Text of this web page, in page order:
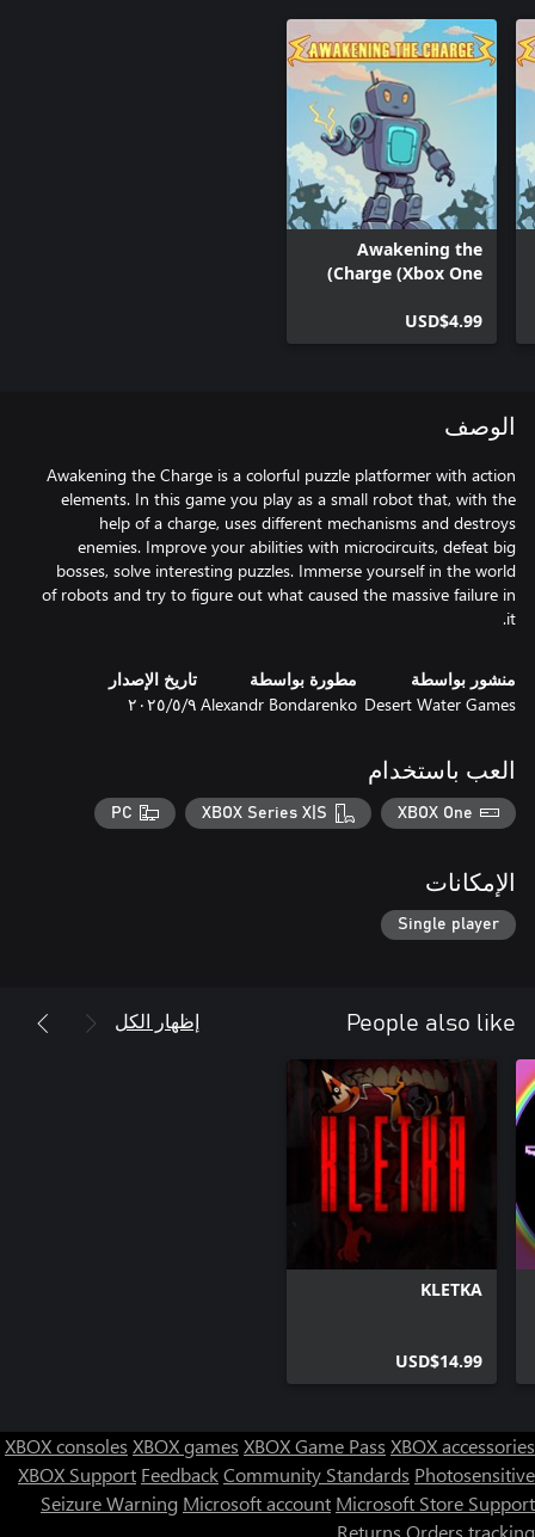
Awakening the
Charge (Xbox One)
USD$4.99
الوصف
Awakening the Charge is a colorful puzzle platformer with action
elements. In this game you play as a small robot that, with the
help of a charge, uses different mechanisms and destroys
enemies. Improve your abilities with microcircuits, defeat big
bosses, solve interesting puzzles. Immerse yourself in the world
of robots and try to figure out what caused the massive failure in
it.
منشور بواسطة
Desert Water Games
مطورة بواسطة
Alexandr Bondarenko
تاريخ الإصدار
٩‏/٥‏/٢٠٢٥
العب باستخدام
XBOX One
XBOX Series X|S
PC
الإمكانات
Single player
People also like إظهار الكل
KLETKA
USD$14.99
XBOX consoles XBOX games XBOX Game Pass XBOX accessories
XBOX Support FeedbackCommunity Standards Photosensitive
Seizure Warning Microsoft account Microsoft Store Support
Returns Orders tracking